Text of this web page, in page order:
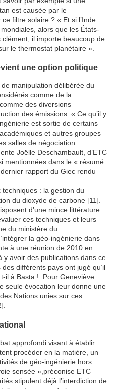
est causée par le
filtre solaire ? « Et si l’Inde
alors que les États-
clément, il importe beaucoup de
le thermostat planétaire ».
une option politique
manipulation délibérée du
comme de la
des diversions
des émissions. « Ce qu’il y
est sortie de certains
et autres groupes
salles de négociation
Joëlle Deschambault, d’ETC
mentionnées dans le « résumé
rapport du Giec rendu
: la gestion du
du dioxyde de carbone [11].
d’une mince littérature
ces techniques et leurs
du ministère du
la géo-ingénierie dans
à une réunion de 2010 en
y avoir des publications dans ce
différents pays ont jugé qu’il
il à Basta !. Pour Geneviève
seule évocation leur donne une
Nations unies sur ces
approfondi visant à établir
procéder en la matière, un
de géo-ingénierie hors
sensée »,préconise ETC
stipulent déjà l’interdiction de